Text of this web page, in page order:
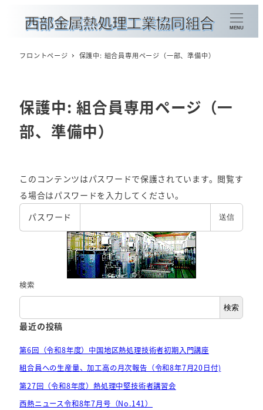
組合員企業一覧
概要
委員会
各年度の事業概要
セミナー・講習会などの開催案内
年度行事予定
MENU
フロントページ 保護中: 組合員専用ページ（一部、準備中）
保護中: 組合員専用ページ（一
部、準備中）
このコンテンツはパスワードで保護されています。閲覧す
る場合はパスワードを入力してください。
パスワード
検索
検索
最近の投稿
第6回（令和8年度）中国地区熱処理技術者初期入門講座
組合員への生産量、加工高の月次報告（令和8年7月20日付)
第27回（令和8年度）熱処理中堅技術者講習会
西熱ニュース令和8年7月号（No.141）